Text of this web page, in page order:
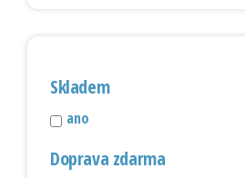
Skladem
ano
Doprava zdarma